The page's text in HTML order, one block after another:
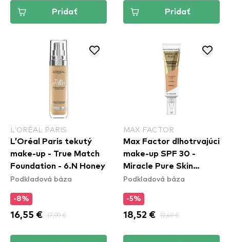
Pridať Pridať
L’ORÉAL PARIS
L’Oréal Paris tekutý
make-up - True Match
Foundation - 6.N Honey
Podkladová báza
-8%
16,55 € 17,99 €
MAX FACTOR
Max Factor dlhotrvajúci
make-up SPF 30 -
Miracle Pure Skin
Improving Foundation -
Podkladová báza
-5%
18,52 € 19,49 €